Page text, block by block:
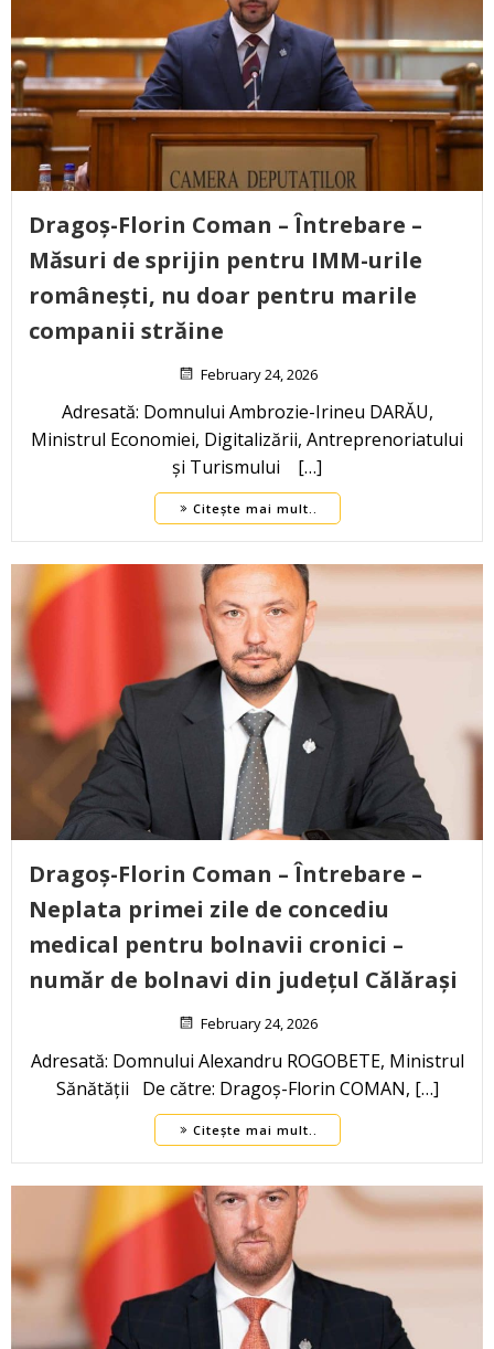
Dragoș-Florin Coman – Întrebare –
Măsuri de sprijin pentru IMM-urile
românești, nu doar pentru marile
companii străine
February 24, 2026
Adresată: Domnului Ambrozie-Irineu DARĂU,
Ministrul Economiei, Digitalizării, Antreprenoriatului
și Turismului […]
Citește mai mult..
Dragoș-Florin Coman – Întrebare –
Neplata primei zile de concediu
medical pentru bolnavii cronici –
număr de bolnavi din județul Călărași
February 24, 2026
Adresată: Domnului Alexandru ROGOBETE, Ministrul
Sănătății De către: Dragoș-Florin COMAN, […]
Citește mai mult..